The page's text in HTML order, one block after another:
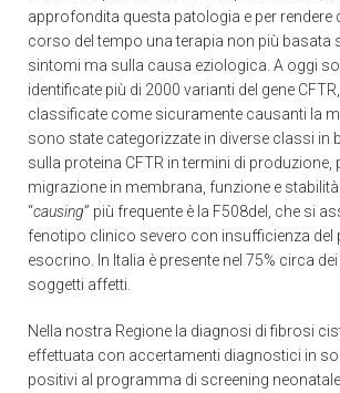
approfondita questa patologia e per rendere
corso del tempo una terapia non più basata
sintomi ma sulla causa eziologica. A oggi
identificate più di 2000 varianti del gene
classificate come sicuramente causanti la
sono state categorizzate in diverse classi in
sulla proteina CFTR in termini di produzione,
migrazione in membrana, funzione e
“causing” più frequente è la F508del, che si
fenotipo clinico severo con insufficienza del
esocrino. In Italia è presente nel 75% circa
soggetti affetti.
Nella nostra Regione la diagnosi di fibrosi
effettuata con accertamenti diagnostici in
positivi al programma di screening